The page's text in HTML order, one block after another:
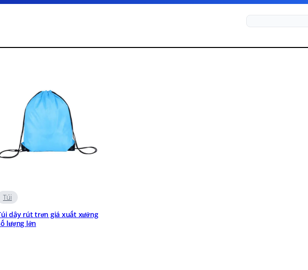
Tìm
kiếm
Túi
dây rút trơn giá xuất xưởng
lượng lớn